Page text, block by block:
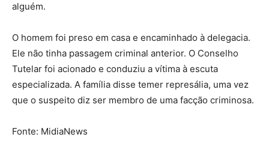
alguém.
O homem foi preso em casa e encaminhado à delegacia.
Ele não tinha passagem criminal anterior. O Conselho
Tutelar foi acionado e conduziu a vítima à escuta
especializada. A família disse temer represália, uma vez
que o suspeito diz ser membro de uma facção criminosa.
Fonte: MidiaNews